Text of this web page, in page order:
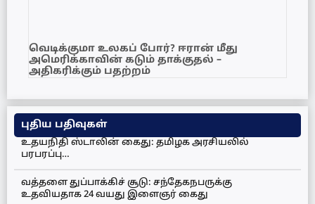
வெடிக்குமா உலகப் போர்? ஈரான் மீது
அமெரிக்காவின் கடும் தாக்குதல் –
அதிகரிக்கும் பதற்றம்
புதிய பதிவுகள்
உதயநிதி ஸ்டாலின் கைது: தமிழக அரசியலில்
பரபரப்பு…
வத்தளை துப்பாக்கிச் சூடு: சந்தேகநபருக்கு
உதவியதாக 24 வயது இளைஞர் கைது